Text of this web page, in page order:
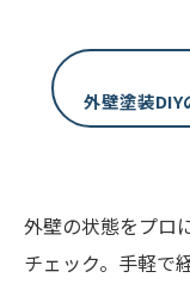
外壁塗装DIY
外壁の状態をプロ
チェック。手軽で